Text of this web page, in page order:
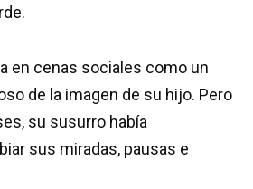
en cenas sociales como un
de la imagen de su hijo. Pero
su susurro había
sus miradas, pausas e